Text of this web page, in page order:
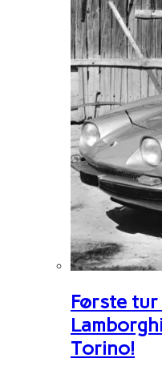
Første
Torino!